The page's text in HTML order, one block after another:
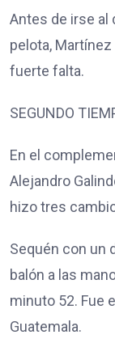
Antes de irse al
pelota,
fuerte falta.
SEGUNDO
En el
Alejandro
hizo tres
Sequén con un
balón a las
minuto 52. Fue
Guatemala.